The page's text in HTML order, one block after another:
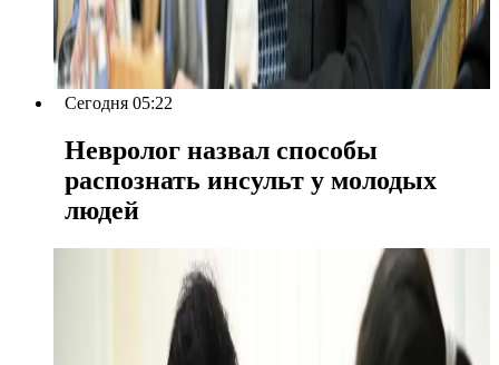
Сегодня 05:22
Невролог назвал способы
распознать инсульт у молодых
людей